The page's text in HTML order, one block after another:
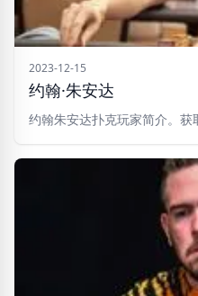
2023-12-15
约翰·朱安达
约翰朱安达扑克玩家简介。获